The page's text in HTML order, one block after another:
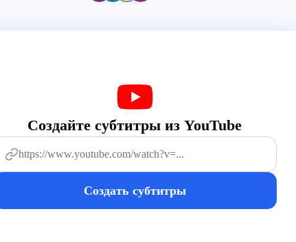
Создайте субтитры из YouTube
Создать субтитры